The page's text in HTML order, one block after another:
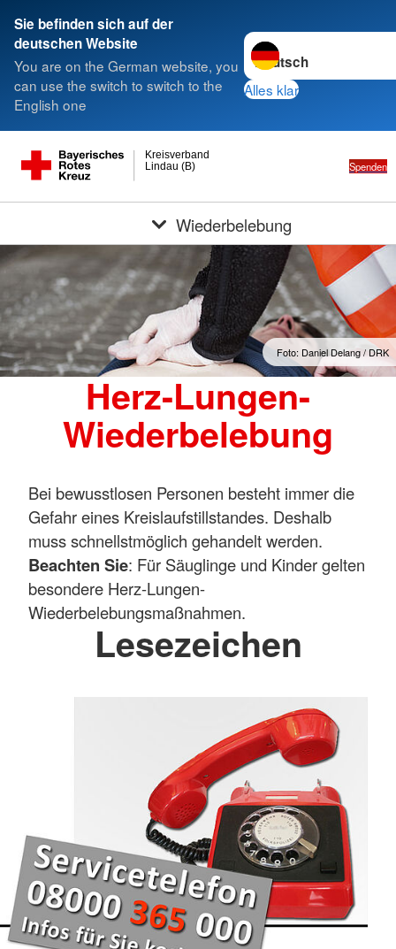
Sie befinden sich auf der
deutschen Website
You are on the German website, you
can use the switch to switch to the
English one
Sprache wechseln zu
Alles klar
Lindau (B)
Kreisverband
Spenden
Wiederbelebung
Foto: Daniel Delang / DRK
Herz-Lungen-
Wiederbelebung
Bei bewusstlosen Personen besteht immer die
Gefahr eines Kreislaufstillstandes. Deshalb
muss schnellstmöglich gehandelt werden.
Beachten Sie: Für Säuglinge und Kinder gelten
besondere Herz-Lungen-
Wiederbelebungsmaßnahmen.
Lesezeichen